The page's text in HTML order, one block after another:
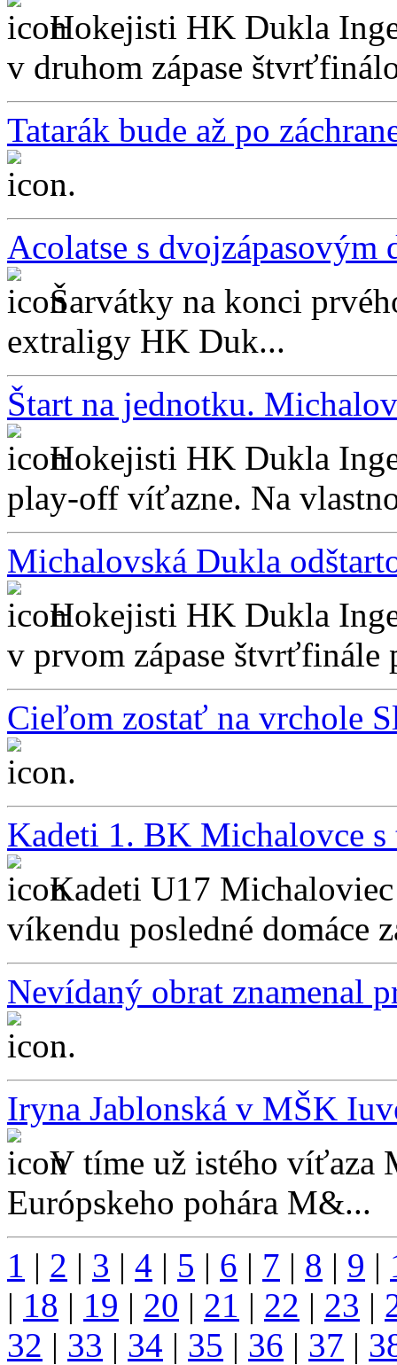
Hokejisti HK Dukla
v druhom zápase
Tatarák bude až po
...
Acolatse s dvojzápasovým
Šarvátky na konci
extraligy HK Duk...
Štart na jednotku.
Hokejisti HK Dukla
play-off víťazne. Na
Michalovská Dukla
Hokejisti HK Dukla
v prvom zápase štvrťfinále
Cieľom zostať na vrchole
...
Kadeti 1. BK Michalovce s
Kadeti U17
víkendu posledné domáce
Nevídaný obrat znamenal
...
Iryna Jablonská v MŠK
V tíme už istého víťaza
Európskeho pohára M&...
1 | 2 | 3 | 4 | 5 | 6 | 7 | 8 | 9 |
| 18 | 19 | 20 | 21 | 22 | 23 |
32 | 33 | 34 | 35 | 36 | 37 |